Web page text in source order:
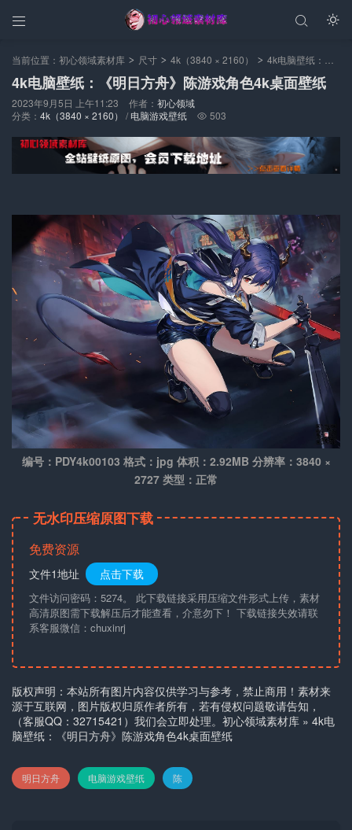
 

当前位置： 初心领域素材库 > 尺寸 > 4k（3840 × 2160） > 4k电脑壁纸：《明日方舟》陈游戏角色4k桌面壁纸
4k电脑壁纸：《明日方舟》陈游戏角色4k桌面壁纸
2023年9月5日 上午11:23 作者： 初心领域
分类： 4k（3840 × 2160） /电脑游戏壁纸  503
编号：PDY4k00103 格式：jpg 体积：2.92MB 分辨率：3840 ×
2727 类型：正常
无水印压缩原图下载
免费资源
文件1地址 点击下载
文件访问密码：5274。 此下载链接采用压缩文件形式上传，素材
高清原图需下载解压后才能查看，介意勿下！ 下载链接失效请联
系客服微信：chuxinrj
版权声明：本站所有图片内容仅供学习与参考，禁止商用！素材来
源于互联网，图片版权归原作者所有，若有侵权问题敬请告知，
（客服QQ：32715421）我们会立即处理。 初心领域素材库 » 4k电
脑壁纸：《明日方舟》陈游戏角色4k桌面壁纸
明日方舟 电脑游戏壁纸 陈